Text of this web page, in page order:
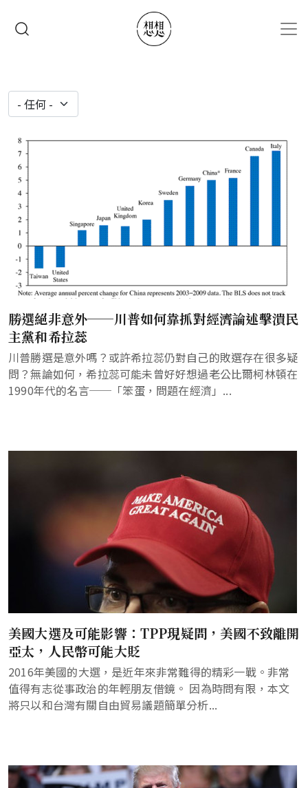
勝選絕非意外──川普如何靠抓對經濟論述擊潰民
主黨和希拉蕊
川普勝選是意外嗎？或許希拉蕊仍對自己的敗選存在很多疑
問？無論如何，希拉蕊可能未曾好好想過老公比爾柯林頓在
1990年代的名言──「笨蛋，問題在經濟」...
美國大選及可能影響：TPP現疑問，美國不致離開
亞太，人民幣可能大貶
2016年美國的大選，是近年來非常難得的精彩一戰。非常
值得有志從事政治的年輕朋友借鏡。 因為時問有限，本文
將只以和台灣有關自由貿易議題簡單分析...